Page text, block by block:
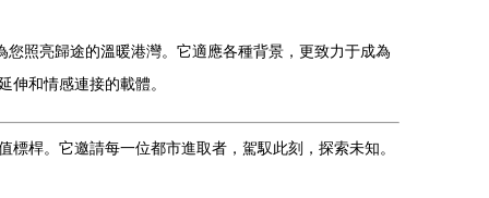
照亮歸途的溫暖港灣。它適應各種背景，更致力于成為
和情感連接的載體。
桿。它邀請每一位都市進取者，駕馭此刻，探索未知。